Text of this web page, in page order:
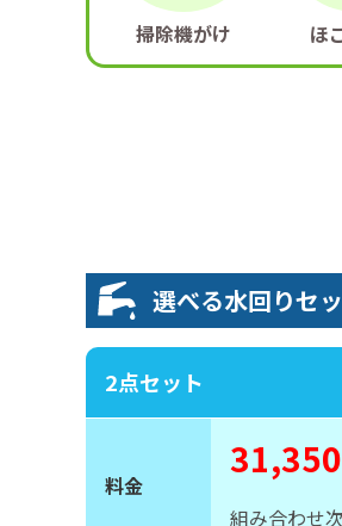
掃除機がけ ほ
選べる水回りセ
2点セット
料金
組み合わせ